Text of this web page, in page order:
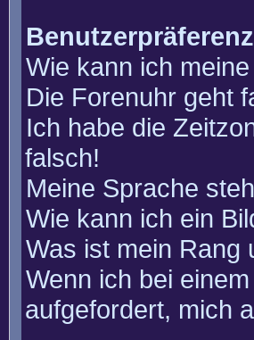
Wie kann ich
Die Forenuhr geht
Ich habe die
falsch!
Meine Sprache
Wie kann ich ein
Was ist mein Rang
Wenn ich bei
aufgefordert, mich